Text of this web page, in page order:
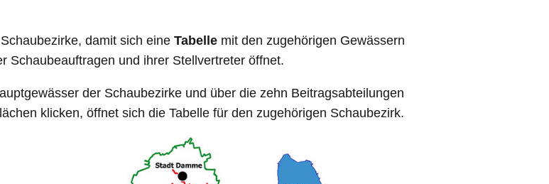
damit sich eine Tabelle mit den zugehörigen Gewässern
Schaubeauftragen und ihrer Stellvertreter öffnet.
der Schaubezirke und über die zehn Beitragsabteilungen
klicken, öffnet sich die Tabelle für den zugehörigen Schaubezirk.